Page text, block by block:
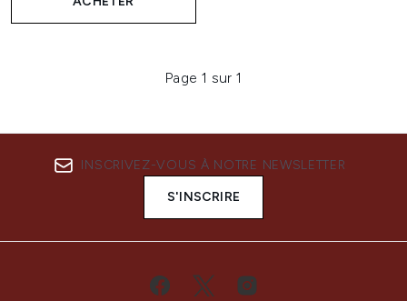
Page 1 sur 1
INSCRIVEZ-VOUS À NOTRE NEWSLETTER
S'INSCRIRE